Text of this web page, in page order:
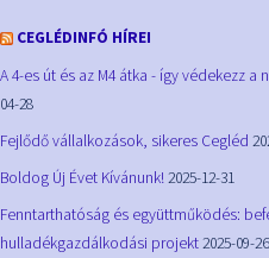
CEGLÉDINFÓ HÍREI
A 4-es út és az M4 átka - így védekezz
04-28
Fejlődő vállalkozások, sikeres Cegléd
Boldog Új Évet Kívánunk!2025-12-31
Fenntarthatóság és együttműködés:
hulladékgazdálkodási projekt2025-09-26